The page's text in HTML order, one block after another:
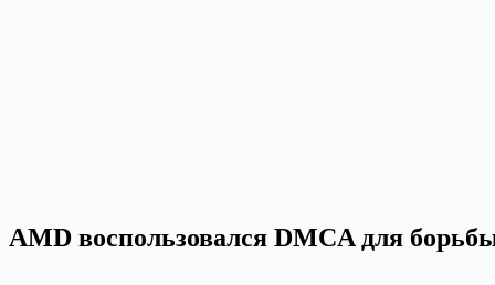
AMD воспользовался DMCA для